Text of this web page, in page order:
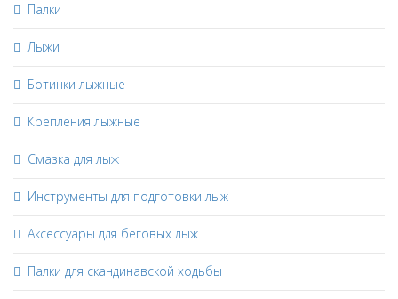
Палки
Лыжи
Ботинки лыжные
Крепления лыжные
Смазка для лыж
Инструменты для подготовки лыж
Аксессуары для беговых лыж
Палки для скандинавской ходьбы